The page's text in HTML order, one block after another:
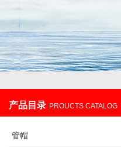
产品目录 PROUCTS CATALOG
管帽